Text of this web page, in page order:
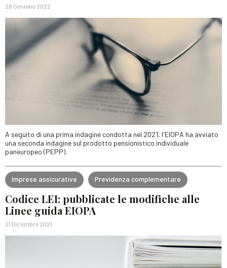
28 Gennaio 2022
A seguito di una prima indagine condotta nel 2021, l'EIOPA ha avviato
una seconda indagine sul prodotto pensionistico individuale
paneuropeo (PEPP).
Imprese assicurative Previdenza complementare
Codice LEI: pubblicate le modifiche alle
Linee guida EIOPA
21 Dicembre 2021